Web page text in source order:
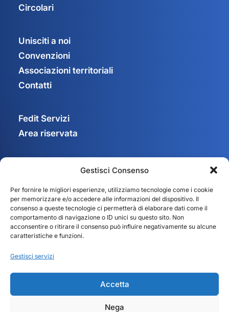
Gestisci Consenso
Per fornire le migliori esperienze, utilizziamo tecnologie come i cookie
per memorizzare e/o accedere alle informazioni del dispositivo. Il
consenso a queste tecnologie ci permetterà di elaborare dati come il
comportamento di navigazione o ID unici su questo sito. Non
acconsentire o ritirare il consenso può influire negativamente su alcune
caratteristiche e funzioni.
Gestisci servizi
Accetta
Nega
Circolari
Unisciti a noi
Convenzioni
Associazioni territoriali
Contatti
Fedit Servizi
Area riservata
Cookie Policy
Gestisci consenso
© 2025 Fedit – Federazione Italiana Trasportatori